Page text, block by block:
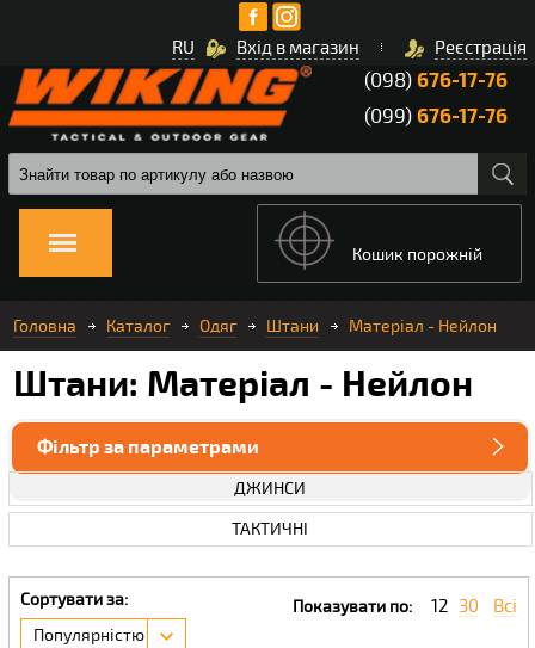
Вхід в магазин Реєстрація
RU
(098)676-17-76
(099)676-17-76
Кошик порожній
Головна Каталог Одяг Штани Матеріал - Нейлон
Штани: Матеріал - Нейлон
Фільтр за параметрами
ДЖИНСИ
ТАКТИЧНІ
Сортувати за:
Популярністю
Показувати по: 12 30 Всі